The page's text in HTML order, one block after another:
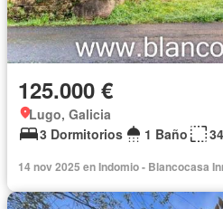
125.000 €
Lugo, Galicia
3 Dormitorios
1 Baño
14 nov 2025 en Indomio - Blancocasa